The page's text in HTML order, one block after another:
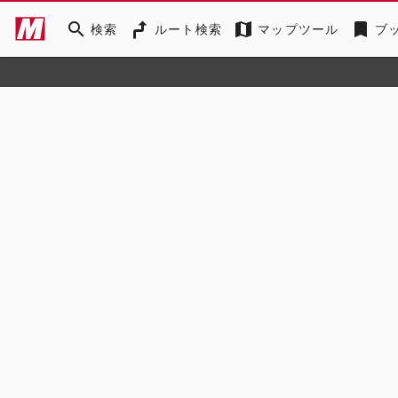
search 検索 ルート検索 map マップツール bookmark ブ